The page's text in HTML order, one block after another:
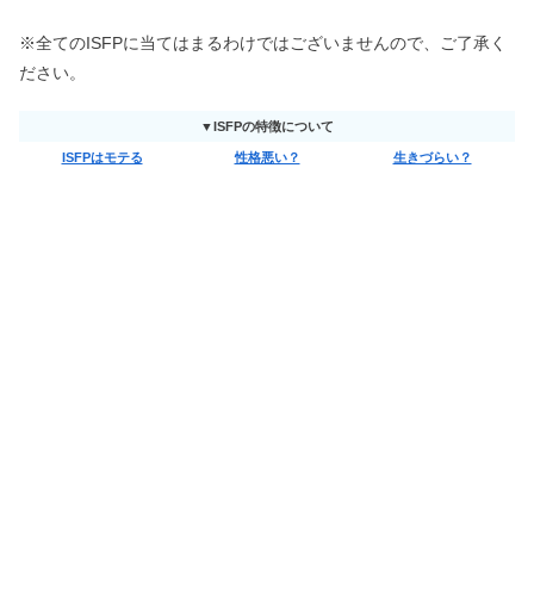
※全てのISFPに当てはまるわけではございませんので、ご了承く
ださい。
▼ISFPの特徴について
ISFPはモテる 性格悪い？ 生きづらい？